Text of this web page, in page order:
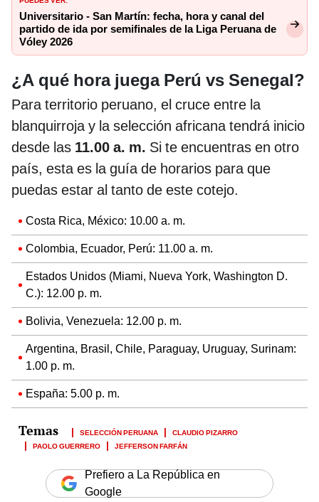
Universitario - San Martín: fecha, hora y canal del
partido de ida por semifinales de la Liga Peruana de
Vóley 2026
¿A qué hora juega Perú vs Senegal?
Para territorio peruano, el cruce entre la
blanquirroja y la selección africana tendrá inicio
desde las 11.00 a. m. Si te encuentras en otro
país, esta es la guía de horarios para que
puedas estar al tanto de este cotejo.
Costa Rica, México: 10.00 a. m.
Colombia, Ecuador, Perú: 11.00 a. m.
Estados Unidos (Miami, Nueva York, Washington D.
C.): 12.00 p. m.
Bolivia, Venezuela: 12.00 p. m.
Argentina, Brasil, Chile, Paraguay, Uruguay, Surinam:
1.00 p. m.
España: 5.00 p. m.
SELECCIÓN PERUANA
CLAUDIO PIZARRO
PAOLO GUERRERO
JEFFERSON FARFÁN
Prefiero a La República en
Google